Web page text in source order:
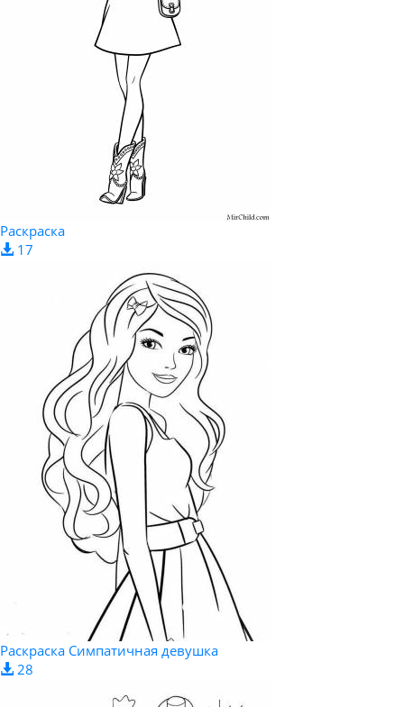
Раскраска
17
Раскраска Симпатичная девушка
28